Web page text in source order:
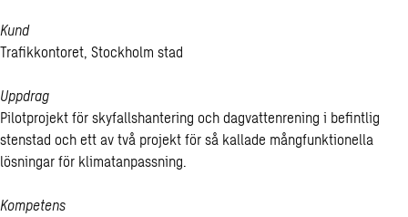
Kund
Trafikkontoret, Stockholm stad
Uppdrag
Pilotprojekt för skyfallshantering och dagvattenrening i befintlig
stenstad och ett av två projekt för så kallade mångfunktionella
lösningar för klimatanpassning.
Kompetens